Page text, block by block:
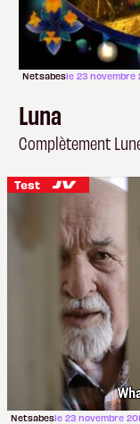
Netsabesle 23 novembre
Luna
Complètement
Test
Netsabesle 23 novembre